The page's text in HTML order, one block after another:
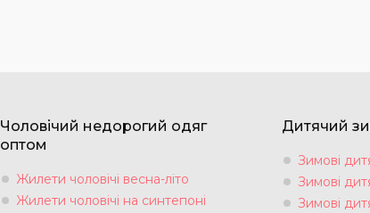
Чоловічий недорогий одяг
оптом
Жилети чоловічі весна-літо
Жилети чоловічі на синтепоні
Дитячий
Зимові
Зимові
Зимові